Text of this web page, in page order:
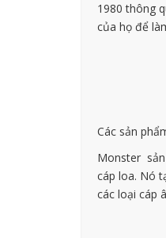
1980 thông
của họ để
Các sản
Monster sản
cáp loa. Nó
các loại cáp